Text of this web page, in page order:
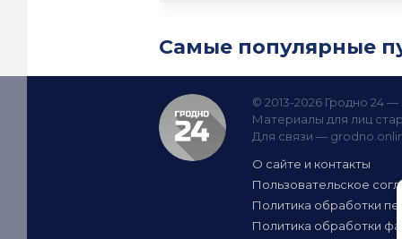
Самые популярные
© 2013-2026 Гродно 24
Материалы для лиц
Для связи —
О сайте и контакты
Пользовательское
Политика обработки
Политика обработки